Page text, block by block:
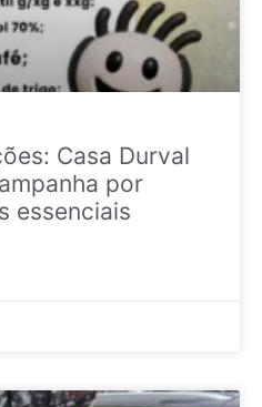
Casa Durval
por
essenciais